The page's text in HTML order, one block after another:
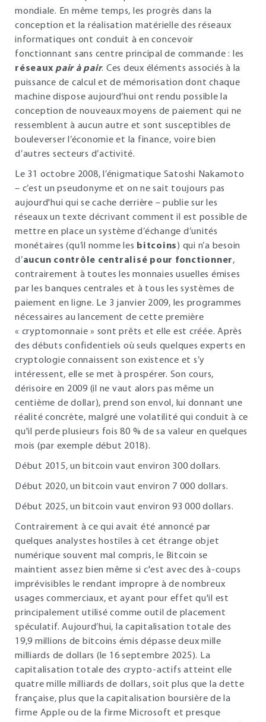
mondiale. En même temps, les progrès dans la
conception et la réalisation matérielle des réseaux
informatiques ont conduit à en concevoir
fonctionnant sans centre principal de commande : les
réseaux pair à pair. Ces deux éléments associés à la
puissance de calcul et de mémorisation dont chaque
machine dispose aujourd’hui ont rendu possible la
conception de nouveaux moyens de paiement qui ne
ressemblent à aucun autre et sont susceptibles de
bouleverser l’économie et la finance, voire bien
d’autres secteurs d’activité.
Le 31 octobre 2008, l’énigmatique Satoshi Nakamoto
– c’est un pseudonyme et on ne sait toujours pas
aujourd'hui qui se cache derrière – publie sur les
réseaux un texte décrivant comment il est possible de
mettre en place un système d’échange d’unités
monétaires (qu’il nomme les bitcoins) qui n’a besoin
d’aucun contrôle centralisé pour fonctionner,
contrairement à toutes les monnaies usuelles émises
par les banques centrales et à tous les systèmes de
paiement en ligne. Le 3 janvier 2009, les programmes
nécessaires au lancement de cette première
« cryptomonnaie » sont prêts et elle est créée. Après
des débuts confidentiels où seuls quelques experts en
cryptologie connaissent son existence et s’y
intéressent, elle se met à prospérer. Son cours,
dérisoire en 2009 (il ne vaut alors pas même un
centième de dollar), prend son envol, lui donnant une
réalité concrète, malgré une volatilité qui conduit à ce
qu'il perde plusieurs fois 80 % de sa valeur en quelques
mois (par exemple début 2018).
Début 2015, un bitcoin vaut environ 300 dollars.
Début 2020, un bitcoin vaut environ 7 000 dollars.
Début 2025, un bitcoin vaut environ 93 000 dollars.
Contrairement à ce qui avait été annoncé par
quelques analystes hostiles à cet étrange objet
numérique souvent mal compris, le Bitcoin se
maintient assez bien même si c'est avec des à-coups
imprévisibles le rendant impropre à de nombreux
usages commerciaux, et ayant pour effet qu'il est
principalement utilisé comme outil de placement
spéculatif. Aujourd’hui, la capitalisation totale des
19,9 millions de bitcoins émis dépasse deux mille
milliards de dollars (le 16 septembre 2025). La
capitalisation totale des crypto-actifs atteint elle
quatre mille milliards de dollars, soit plus que la dette
française, plus que la capitalisation boursière de la
firme Apple ou de la firme Microsoft et presque